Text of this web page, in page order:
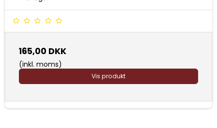
165,00 DKK
(inkl. moms)
Vis produkt